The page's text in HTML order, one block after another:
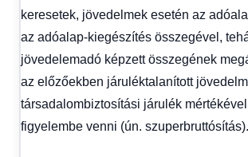
keresetek, jövedelmek esetén az
az adóalap-kiegészítés összegével,
jövedelemadó képzett összegének
az előzőekben járuléktalanított
társadalombiztosítási járulék mértékével
figyelembe venni (ún. szuperbruttósítás).